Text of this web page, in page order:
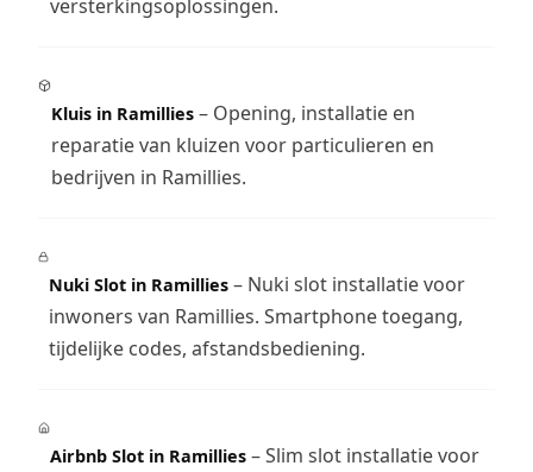
versterkingsoplossingen.
Kluis in Ramillies – Opening, installatie en
reparatie van kluizen voor particulieren en
bedrijven in Ramillies.
Nuki Slot in Ramillies – Nuki slot installatie voor
inwoners van Ramillies. Smartphone toegang,
tijdelijke codes, afstandsbediening.
Airbnb Slot in Ramillies – Slim slot installatie voor